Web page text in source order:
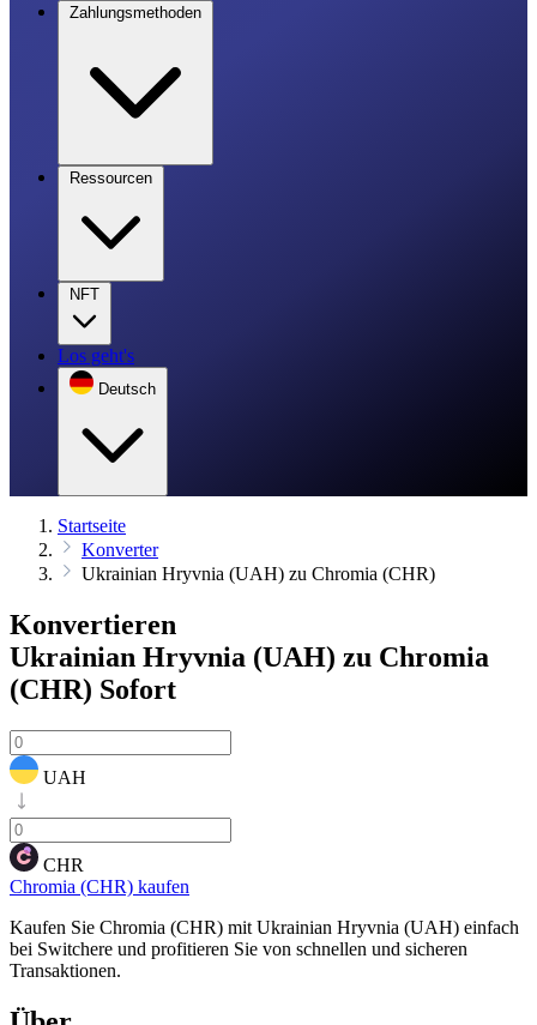
Zahlungsmethoden
Ressourcen
NFT
Los geht's
Deutsch
Startseite
Konverter
Ukrainian Hryvnia (UAH) zu Chromia (CHR)
Konvertieren
Ukrainian Hryvnia (UAH) zu Chromia
(CHR) Sofort
UAH
CHR
Chromia (CHR) kaufen
Kaufen Sie Chromia (CHR) mit Ukrainian Hryvnia (UAH) einfach
bei Switchere und profitieren Sie von schnellen und sicheren
Transaktionen.